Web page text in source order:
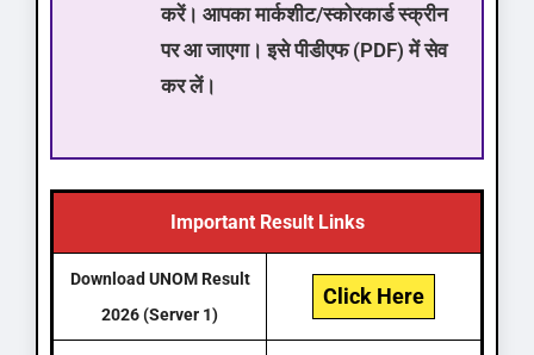
करें। आपका मार्कशीट/स्कोरकार्ड स्क्रीन
पर आ जाएगा। इसे पीडीएफ (PDF) में सेव
कर लें।
Important Result Links
Download UNOM Result
2026 (Server 1)
Click Here